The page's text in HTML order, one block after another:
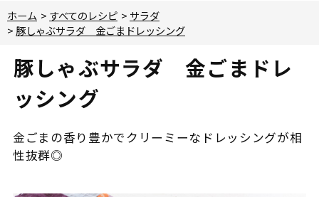
ホーム > すべてのレシピ > サラダ
> 豚しゃぶサラダ 金ごまドレッシング
豚しゃぶサラダ 金ごまドレ
ッシング
金ごまの香り豊かでクリーミーなドレッシングが相
性抜群◎